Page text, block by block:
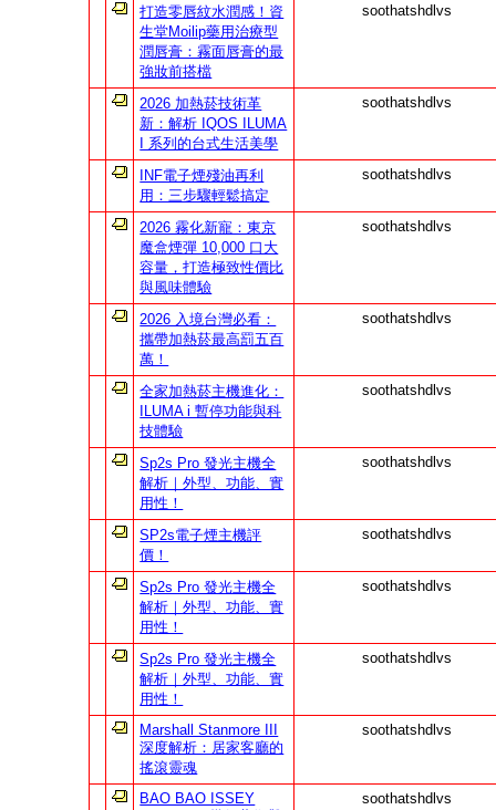
打造零唇紋水潤感！資
生堂Moilip藥用治療型
潤唇膏：霧面唇膏的最
強妝前搭檔
soothatshdlvs
2026 加熱菸技術革
新：解析 IQOS ILUMA
I 系列的台式生活美學
soothatshdlvs
INF電子煙殘油再利
用：三步驟輕鬆搞定
soothatshdlvs
2026 霧化新寵：東京
魔盒煙彈 10,000 口大
容量，打造極致性價比
與風味體驗
soothatshdlvs
2026 入境台灣必看：
攜帶加熱菸最高罰五百
萬！
soothatshdlvs
全家加熱菸主機進化：
ILUMA i 暫停功能與科
技體驗
soothatshdlvs
Sp2s Pro 發光主機全
解析｜外型、功能、實
用性！
soothatshdlvs
SP2s電子煙主機評
價！
soothatshdlvs
Sp2s Pro 發光主機全
解析｜外型、功能、實
用性！
soothatshdlvs
Sp2s Pro 發光主機全
解析｜外型、功能、實
用性！
soothatshdlvs
Marshall Stanmore III
深度解析：居家客廳的
搖滾靈魂
soothatshdlvs
BAO BAO ISSEY
soothatshdlvs